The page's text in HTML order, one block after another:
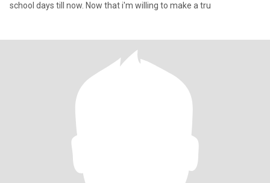
school days till now. Now that i'm willing to make a tru